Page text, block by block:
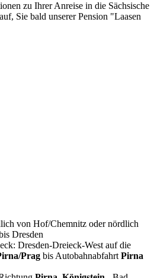
zu Ihrer Anreise in die Sächsische
Sie bald unserer Pension "Laasen
von Hof/Chemnitz oder nördlich
Dresden
Dresden-Dreieck-West auf die
Prag bis Autobahnabfahrt Pirna